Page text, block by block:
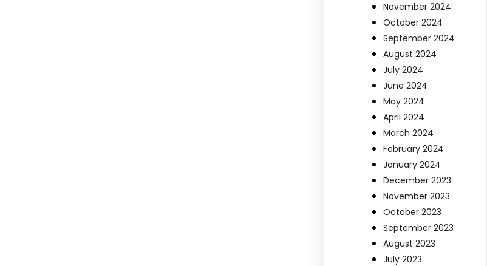
November 2024
October 2024
September 2024
August 2024
July 2024
June 2024
May 2024
April 2024
March 2024
February 2024
January 2024
December 2023
November 2023
October 2023
September 2023
August 2023
July 2023